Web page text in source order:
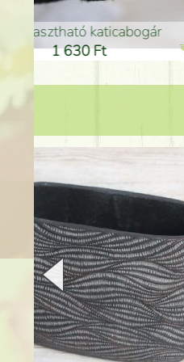
Kerámia béka
11 600 Ft